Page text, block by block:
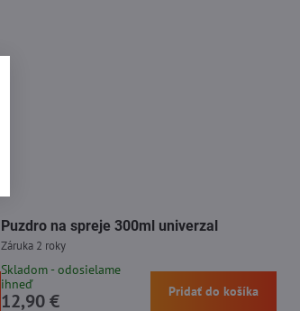
Puzdro na spreje 300ml univerzal
Záruka 2 roky
Skladom - odosielame
ihneď
12,90 € Pridať do košíka